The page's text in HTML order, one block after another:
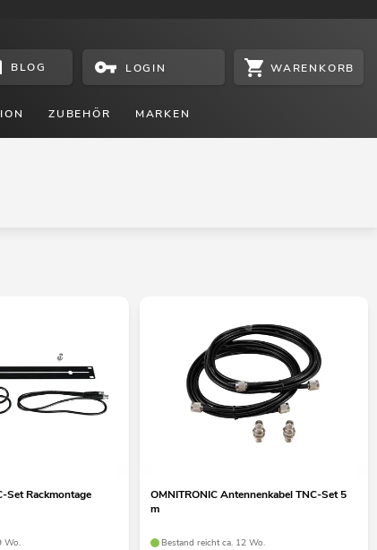
BLOG LOGIN WARENKORB
ZUBEHÖR MARKEN
Set Rackmontage
Wo.
OMNITRONIC Antennenkabel TNC-Set 5
m
Bestand reicht ca. 12 Wo.